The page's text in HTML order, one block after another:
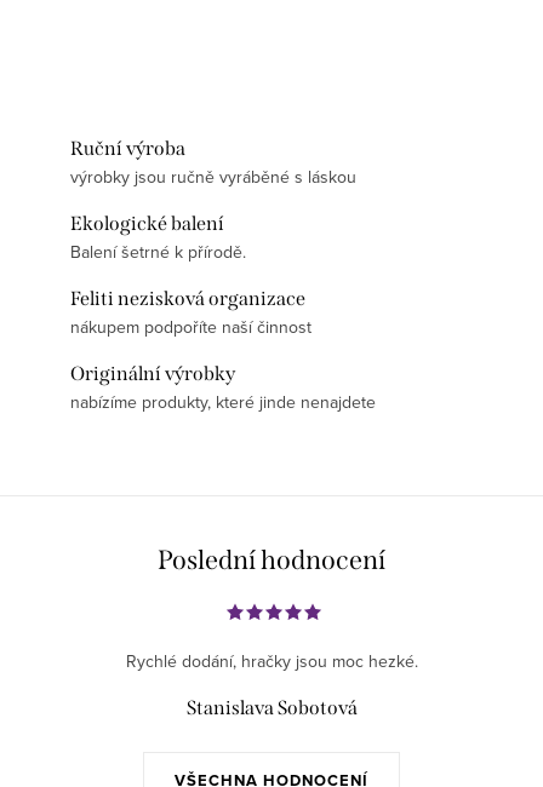
Ruční výroba
výrobky jsou ručně vyráběné s láskou
Ekologické balení
Balení šetrné k přírodě.
Feliti nezisková organizace
nákupem podpoříte naší činnost
Originální výrobky
nabízíme produkty, které jinde nenajdete
Poslední hodnocení
VŠECHNA HODNOCENÍ
Rychlé dodání, hračky jsou moc hezké.
Stanislava Sobotová